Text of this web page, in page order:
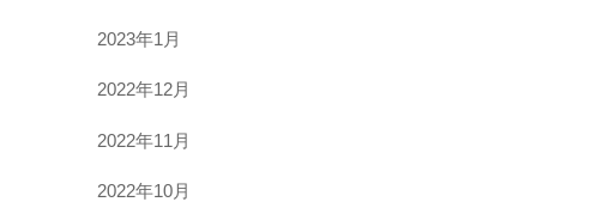
2023年1月
2022年12月
2022年11月
2022年10月